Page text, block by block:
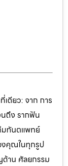
ดียว: จาก การ
ถึง รากฟัน
มทันตแพทย์
งคุณในทุกรูป
าน ศัลยกรรม